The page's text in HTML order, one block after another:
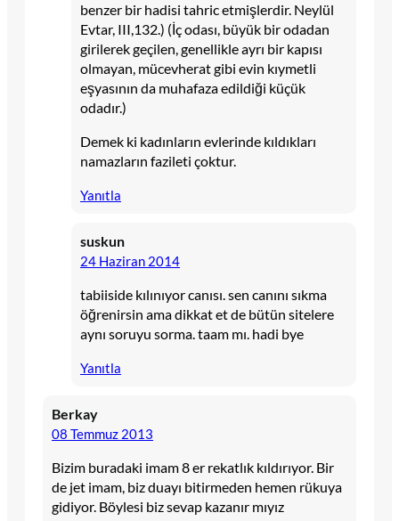
benzer bir hadisi tahric etmişlerdir. Neylül
Evtar, III,132.) (İç odası, büyük bir odadan
girilerek geçilen, genellikle ayrı bir kapısı
olmayan, mücevherat gibi evin kıymetli
eşyasının da muhafaza edildiği küçük
odadır.)
Demek ki kadınların evlerinde kıldıkları
namazların fazileti çoktur.
Yanıtla
suskun
24 Haziran 2014
tabiiside kılınıyor canısı. sen canını sıkma
öğrenirsin ama dikkat et de bütün sitelere
aynı soruyu sorma. taam mı. hadi bye
Yanıtla
Berkay
08 Temmuz 2013
Bizim buradaki imam 8 er rekatlık kıldırıyor. Bir
de jet imam, biz duayı bitirmeden hemen rükuya
gidiyor. Böylesi biz sevap kazanır mıyız